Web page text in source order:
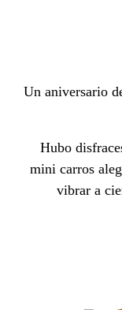
Un aniversario
Hubo
mini carros
vibrar a